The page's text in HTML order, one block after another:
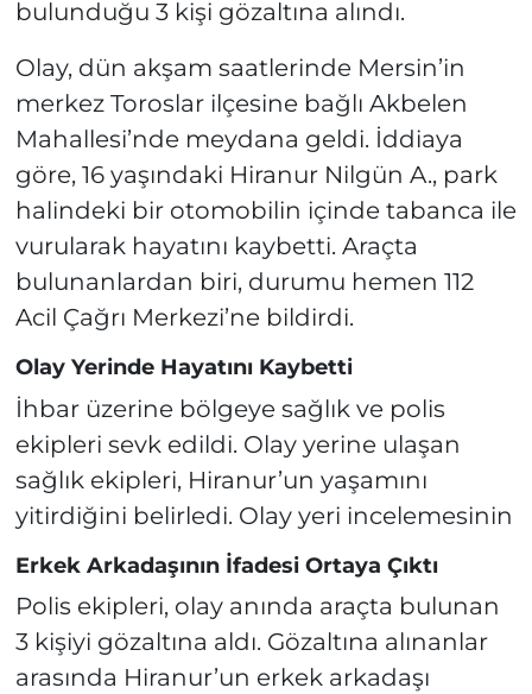
bulunduğu 3 kişi gözaltına alındı.
Olay, dün akşam saatlerinde Mersin’in
merkez Toroslar ilçesine bağlı Akbelen
Mahallesi’nde meydana geldi. İddiaya
göre, 16 yaşındaki Hiranur Nilgün A., park
halindeki bir otomobilin içinde tabanca ile
vurularak hayatını kaybetti. Araçta
bulunanlardan biri, durumu hemen 112
Acil Çağrı Merkezi’ne bildirdi.
Olay Yerinde Hayatını Kaybetti
İhbar üzerine bölgeye sağlık ve polis
ekipleri sevk edildi. Olay yerine ulaşan
sağlık ekipleri, Hiranur’un yaşamını
yitirdiğini belirledi. Olay yeri incelemesinin
Erkek Arkadaşının İfadesi Ortaya Çıktı
Polis ekipleri, olay anında araçta bulunan
3 kişiyi gözaltına aldı. Gözaltına alınanlar
arasında Hiranur’un erkek arkadaşı